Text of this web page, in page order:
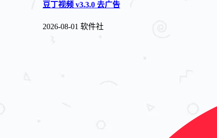
豆丁视频 v3.3.0 去广告
2026-08-01 软件社